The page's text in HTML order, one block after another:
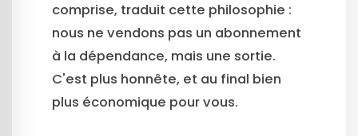
comprise, traduit cette philosophie :
nous ne vendons pas un abonnement
à la dépendance, mais une sortie.
C'est plus honnête, et au final bien
plus économique pour vous.